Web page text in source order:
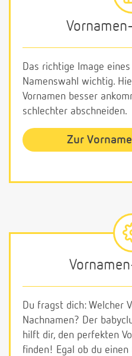
Das richtige Image
Namenswahl wichtig.
Vornamen besser
schlechter abschneiden.
Zur
Du fragst dich: Welcher
Nachnamen? Der
hilft dir, den perfekten
finden! Egal ob du